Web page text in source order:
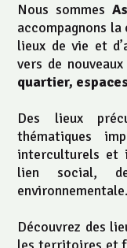
Nous sommes
accompagnons
lieux de vie et
vers de
quartier,
Des lieux
thématiques
interculturels et
lien social,
environnementale.
Découvrez des